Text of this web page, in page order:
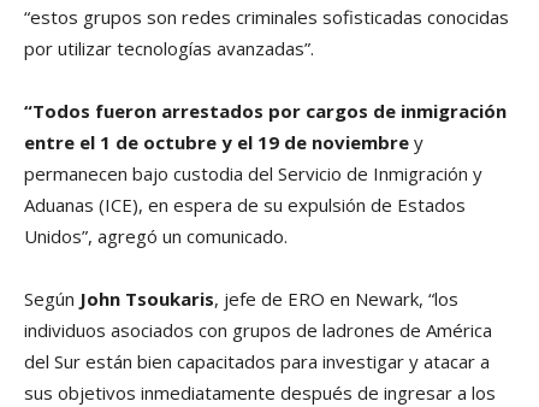
“estos grupos son redes criminales sofisticadas conocidas
por utilizar tecnologías avanzadas”.
“Todos fueron arrestados por cargos de inmigración
entre el 1 de octubre y el 19 de noviembre y
permanecen bajo custodia del Servicio de Inmigración y
Aduanas (ICE), en espera de su expulsión de Estados
Unidos”, agregó un comunicado.
Según John Tsoukaris, jefe de ERO en Newark, “los
individuos asociados con grupos de ladrones de América
del Sur están bien capacitados para investigar y atacar a
sus objetivos inmediatamente después de ingresar a los